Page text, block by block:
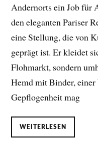
Andernorts ein Job für
den eleganten Pariser
eine Stellung, die von
geprägt ist. Er kleidet
Flohmarkt, sondern
Hemd mit Binder, einer
Gepflogenheit mag
WEITERLESEN